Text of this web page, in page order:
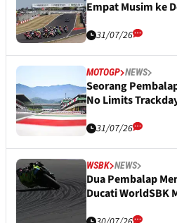
Empat Musim ke
31/07/26
MOTOGP NEWS
Seorang
No Limits
31/07/26
WSBK NEWS
Dua Pembalap
Ducati WorldSBK